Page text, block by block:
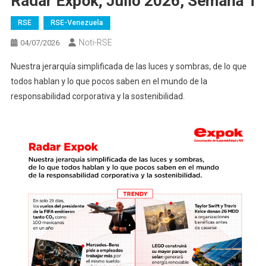
RSE RSE-Venezuela
04/07/2026 Noti-RSE
Nuestra jerarquía simplificada de las luces y sombras, de lo que
todos hablan y lo que pocos saben en el mundo de la
responsabilidad corporativa y la sostenibilidad.